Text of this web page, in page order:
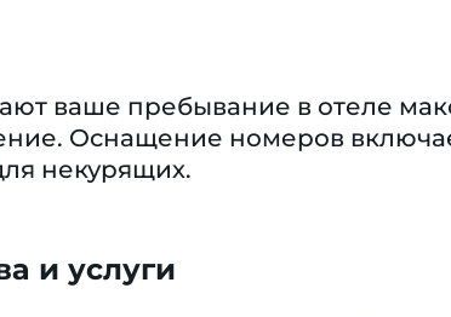
ваше пребывание в отеле
Оснащение номеров
некурящих.
и услуги